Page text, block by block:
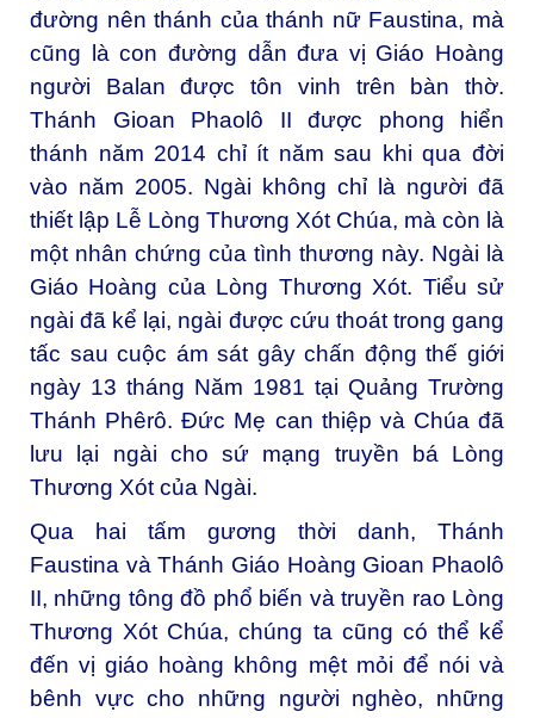
đường nên thánh của thánh nữ Faustina, mà
cũng là con đường dẫn đưa vị Giáo Hoàng
người Balan được tôn vinh trên bàn thờ.
Thánh Gioan Phaolô II được phong hiển
thánh năm 2014 chỉ ít năm sau khi qua đời
vào năm 2005. Ngài không chỉ là người đã
thiết lập Lễ Lòng Thương Xót Chúa, mà còn là
một nhân chứng của tình thương này. Ngài là
Giáo Hoàng của Lòng Thương Xót. Tiểu sử
ngài đã kể lại, ngài được cứu thoát trong gang
tấc sau cuộc ám sát gây chấn động thế giới
ngày 13 tháng Năm 1981 tại Quảng Trường
Thánh Phêrô. Đức Mẹ can thiệp và Chúa đã
lưu lại ngài cho sứ mạng truyền bá Lòng
Thương Xót của Ngài.
Qua hai tấm gương thời danh, Thánh
Faustina và Thánh Giáo Hoàng Gioan Phaolô
II, những tông đồ phổ biến và truyền rao Lòng
Thương Xót Chúa, chúng ta cũng có thể kể
đến vị giáo hoàng không mệt mỏi để nói và
bênh vực cho những người nghèo, những